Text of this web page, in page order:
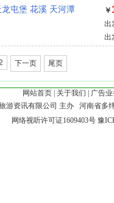
屯堡 花溪 天河潭
￥
出
出
下一页 尾页
网站首页 关于我们
广告
游资讯有限公司 主办 河南省多
网络视听许可证1609403号豫